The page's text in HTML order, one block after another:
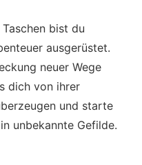
bist du
ausgerüstet.
neuer Wege
dich von ihrer
und starte
unbekannte Gefilde.